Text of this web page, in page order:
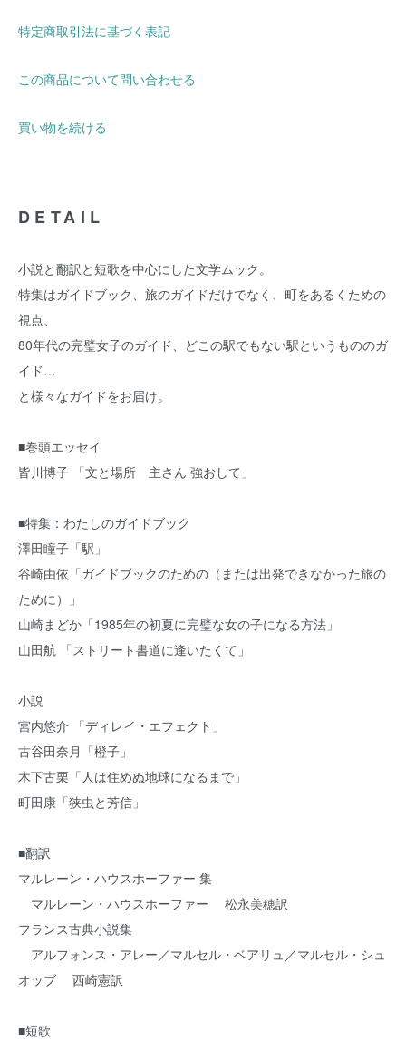
特定商取引法に基づく表記
この商品について問い合わせる
買い物を続ける
DETAIL
小説と翻訳と短歌を中心にした文学ムック。
特集はガイドブック、旅のガイドだけでなく、町をあるくための
視点、
80年代の完璧女子のガイド、どこの駅でもない駅というもののガ
イド…
と様々なガイドをお届け。
■巻頭エッセイ
皆川博子 「文と場所 主さん 強おして」
■特集：わたしのガイドブック
澤田瞳子「駅」
谷崎由依「ガイドブックのための（または出発できなかった旅の
ために）」
山崎まどか「1985年の初夏に完璧な女の子になる方法」
山田航 「ストリート書道に逢いたくて」
小説
宮内悠介 「ディレイ・エフェクト」
古谷田奈月「橙子」
木下古栗「人は住めぬ地球になるまで」
町田康「狭虫と芳信」
■翻訳
マルレーン・ハウスホーファー 集
マルレーン・ハウスホーファー 松永美穂訳
フランス古典小説集
アルフォンス・アレー／マルセル・ベアリュ／マルセル・シュ
オッブ 西崎憲訳
■短歌